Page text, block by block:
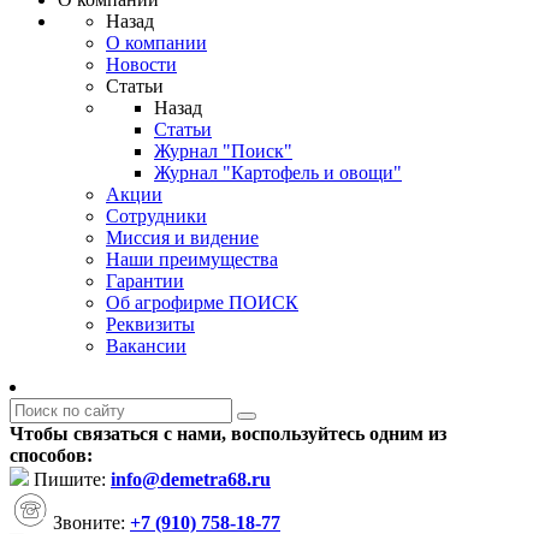
Назад
О компании
Новости
Статьи
Назад
Статьи
Журнал "Поиск"
Журнал "Картофель и овощи"
Акции
Сотрудники
Миссия и видение
Наши преимущества
Гарантии
Об агрофирме ПОИСК
Реквизиты
Вакансии
Чтобы связаться с нами, воспользуйтесь одним из
способов:
Пишите: info@demetra68.ru
Звоните: +7 (910) 758-18-77